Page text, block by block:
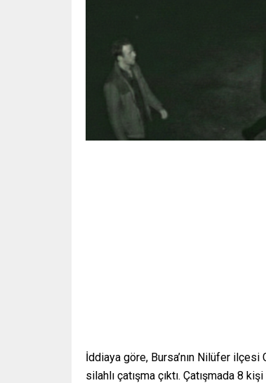
İddiaya göre, Bursa’nın Nilüfer
silahlı çatışma çıktı. Çatışmada 8